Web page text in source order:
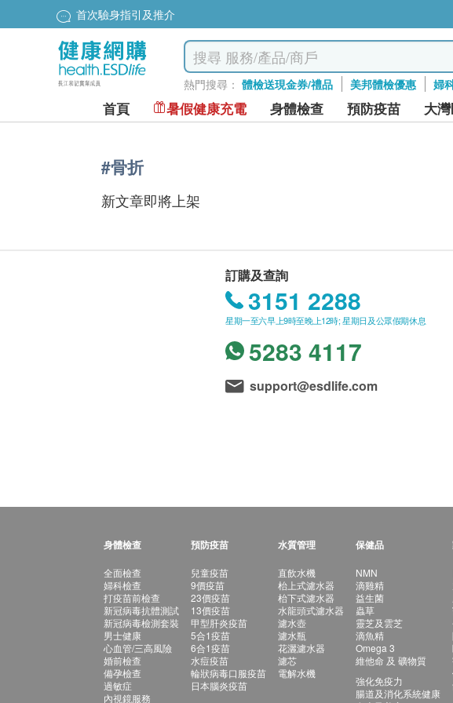
首次驗身指引及推介
熱門搜尋： 體檢送現金券/禮品 美邦體檢優惠 婦
首頁 暑假健康充電 身體檢查 預防疫苗 大
#骨折
新文章即將上架
訂購及查詢
3151 2288
星期一至六早上9時至晚上12時; 星期日及公眾假期休息
5283 4117
support@esdlife.com
身體檢查
全面檢查
婦科檢查
打疫苗前檢查
新冠病毒抗體測試
新冠病毒檢測套裝
男士健康
心血管/三高風險
婚前檢查
備孕檢查
過敏症
內視鏡服務
預防疫苗
兒童疫苗
9價疫苗
23價疫苗
13價疫苗
甲型肝炎疫苗
5合1疫苗
6合1疫苗
水痘疫苗
輪狀病毒口服疫苗
日本腦炎疫苗
水質管理
直飲水機
枱上式濾水器
枱下式濾水器
水龍頭式濾水器
濾水壺
濾水瓶
花灑濾水器
濾芯
電解水機
保健品
NMN
滴雞精
益生菌
蟲草
靈芝及雲芝
滴魚精
Omega 3
維他命 及 礦物質
強化免疫力
腸道及消化系統健康